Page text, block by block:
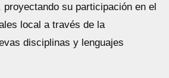
su participación en el
local a través de la
disciplinas y lenguajes